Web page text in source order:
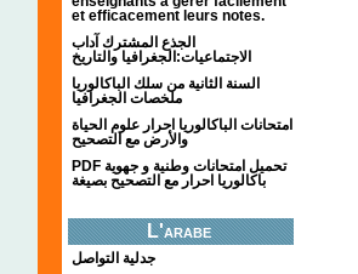
et efficacement leurs notes.
الجذع المشترك آداب
الاجتماعيات:الجغرافيا والتاريخ
السنة الثانية من سلك الباكالوريا
ملخصات الجغرافيا
امتحانات الباكالوريا احرار علوم الحياة
والأرض مع التصحيح
PDF تحميل امتحانات وطنية و جهوية
باكالوريا احرار مع التصحيح بصيغة
L'arabe
جدلية التواصل